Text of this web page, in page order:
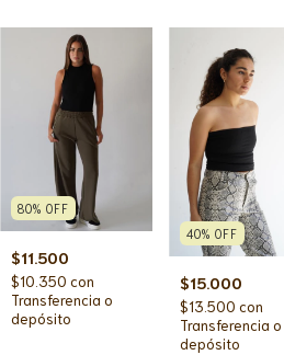
80% OFF
$11.500
$10.350 con
Transferencia o
depósito
40%OFF
$15.000
$13.500con
Transferencia o
depósito